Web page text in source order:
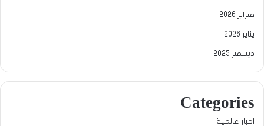
فبراير 2026
يناير 2026
ديسمبر 2025
Categories
اخبار عالمية